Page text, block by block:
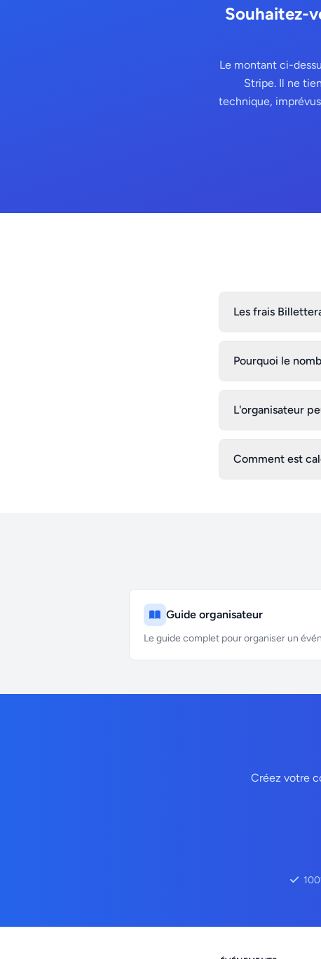
Souhaitez-
Le montant ci-
Stripe. Il ne
technique,
Les frais
Pourquoi le
L'organisateur
Comment est
Guide organisateur
Le guide complet pour organiser un
Créez votre